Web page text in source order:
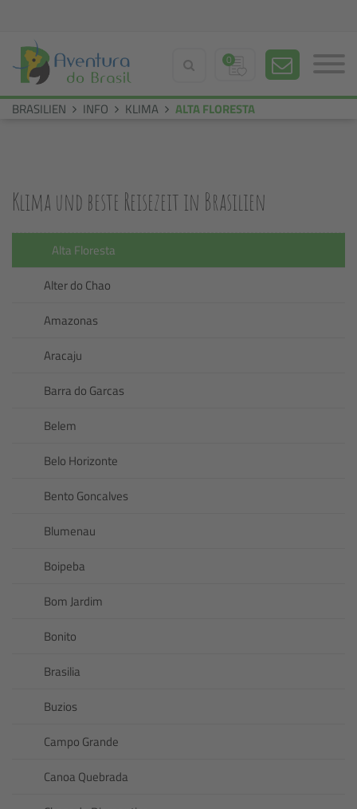
0
BRASILIEN INFO KLIMA ALTA FLORESTA
Klima und beste Reisezeit in Brasilien
Alta Floresta
Alter do Chao
Amazonas
Aracaju
Barra do Garcas
Belem
Belo Horizonte
Bento Goncalves
Blumenau
Boipeba
Bom Jardim
Bonito
Brasilia
Buzios
Campo Grande
Canoa Quebrada